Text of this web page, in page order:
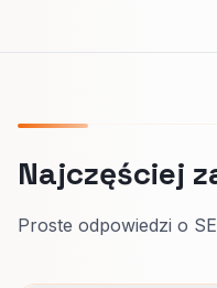
Najczęściej
Proste odpowiedzi o